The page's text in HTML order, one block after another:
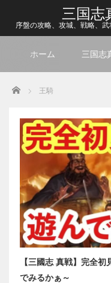
三国志
序盤の攻略、攻城、戦略、
ホーム 三国志
Home 王騎
【三國志 真戦】完全
でみるかぁ～